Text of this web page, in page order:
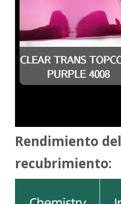
Rendimiento del
recubrimiento: